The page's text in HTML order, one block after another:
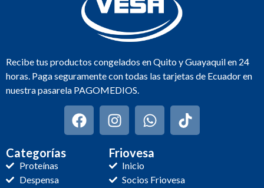
Recibe tus productos congelados en Quito y Guayaquil en 24
horas. Paga seguramente con todas las tarjetas de Ecuador en
nuestra pasarela PAGOMEDIOS.
Categorías
Proteínas
Despensa
Friovesa
Inicio
Socios Friovesa